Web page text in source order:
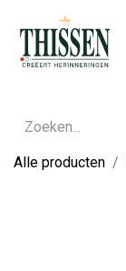
Alle producten